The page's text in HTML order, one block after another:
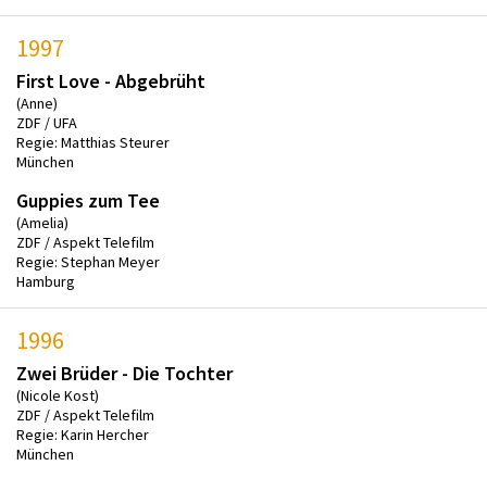
1997
First Love - Abgebrüht
(Anne)
ZDF / UFA
Regie: Matthias Steurer
München
Guppies zum Tee
(Amelia)
ZDF / Aspekt Telefilm
Regie: Stephan Meyer
Hamburg
1996
Zwei Brüder - Die Tochter
(Nicole Kost)
ZDF / Aspekt Telefilm
Regie: Karin Hercher
München